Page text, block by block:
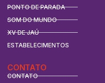
PONTO DE PARADA
SOM DO MUNDO
XV DE JAÚ
ESTABELECIMENTOS
CONTATO
CONTATO